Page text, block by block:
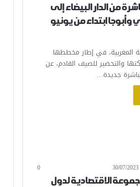
من الدار البيضاء إلى
وأبوجا ابتداء من يونيو
المغربية، في إطار مخططها
والتحضير للصيف القادم، عن
جديدة…
30/07/2023
0
الاقتصادية لدول